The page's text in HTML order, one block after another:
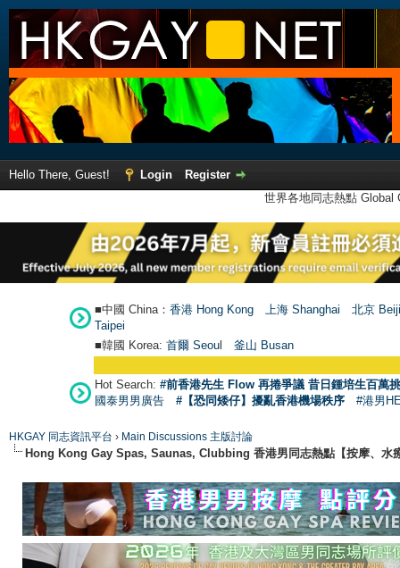
Hello There, Guest! Login
Register
世界各地同志熱點
■中國 China： 香港 Hong Kong 上海 Shanghai
北京
Taipei
■韓國 Korea: 首爾 Seoul 釜山 Busan
Hot Search: #前香港先生 Flow 再捲爭議 昔日鍾培生百萬
國泰男男廣告
#【恐同矮仔】擾亂香港機場秩序 #港男
HKGAY 同志資訊平台 › Main Discussions 主版討論
Hong Kong Gay Spas, Saunas, Clubbing 香港男同志熱點【按摩、水